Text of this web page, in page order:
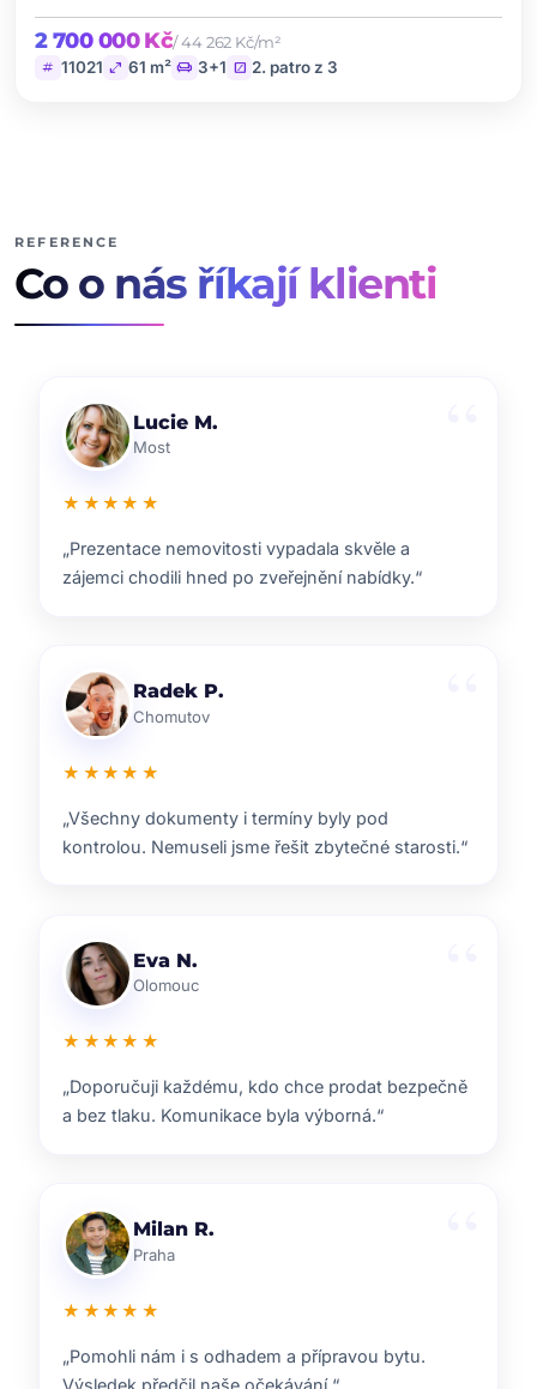
2 700 000 Kč/ 44 262 Kč/m²
tag 11021 open_in_full 61 m² chair 3+1 stairs 2. patro z 3
REFERENCE
Co o nás říkají klienti
Klára D.
Pardubice
★★★★★
„Rychlá reakce, dobrý marketing a férové jednání.
Přesně takhle si představuji realitní služby.“
Pavel B.
Brno
★★★★★
„Od prvního setkání bylo jasné, že ví, co dělají.
Prodej proběhl hladce a za dobrou cenu.“
Lenka T.
Plzeň
★★★★★
„Velmi příjemná spolupráce. Každý krok nám
vysvětlili a vždy jsme věděli, co nás čeká.“
Ondřej S.
Liberec
★★★★★
„ZOO reality nám pomohli s prodejem domu i s
navazujícím hledáním nového bydlení.“